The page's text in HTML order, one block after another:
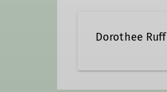
Dorothee Ruff